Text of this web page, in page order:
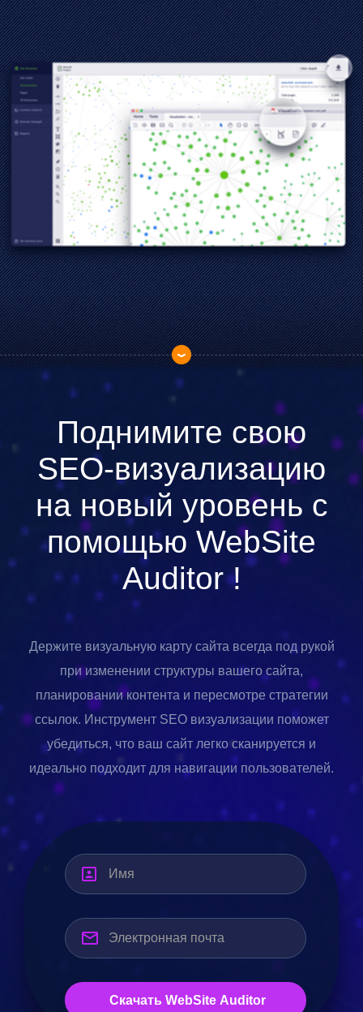
Поднимите свою
SEO-визуализацию
на новый уровень с
помощью WebSite
Auditor!
Держите визуальную карту сайта всегда под рукой
при изменении структуры вашего сайта,
планировании контента и пересмотре стратегии
ссылок. Инструмент SEO визуализации поможет
убедиться, что ваш сайт легко сканируется и
идеально подходит для навигации пользователей.